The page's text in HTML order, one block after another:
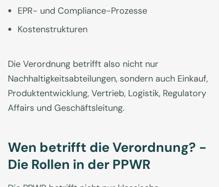
EPR- und Compliance-Prozesse
Kostenstrukturen
Die Verordnung betrifft also nicht nur
Nachhaltigkeitsabteilungen, sondern auch Einkauf,
Produktentwicklung, Vertrieb, Logistik, Regulatory
Affairs und Geschäftsleitung.
Wen betrifft die Verordnung? -
Die Rollen in der PPWR